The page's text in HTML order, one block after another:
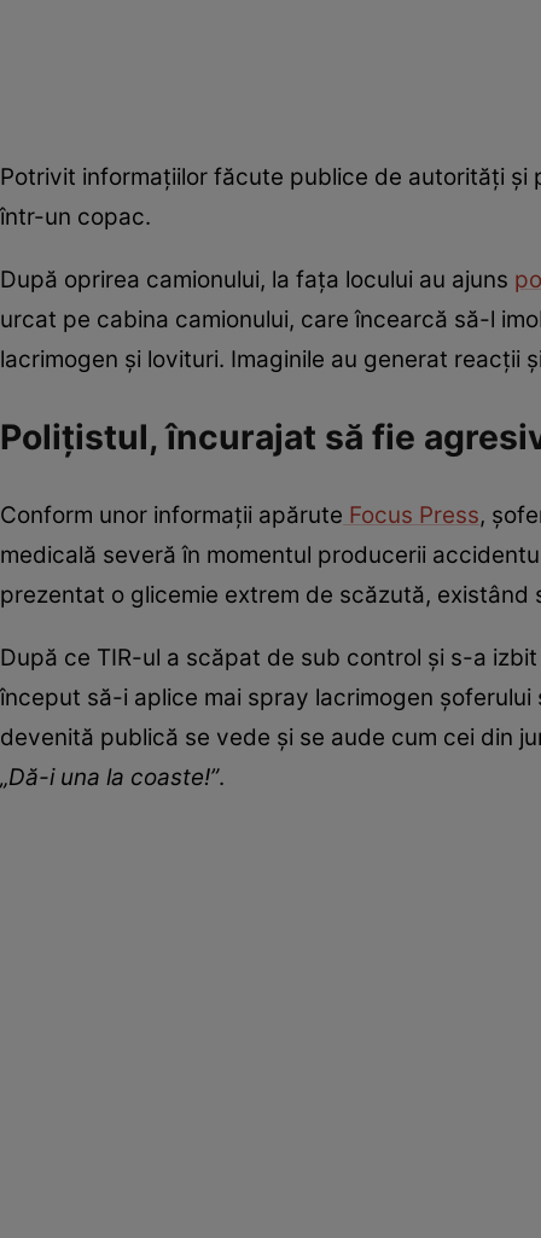
Potrivit informațiilor făcute publice de autorități și
într-un copac.
După oprirea camionului, la fața locului au ajuns
urcat pe cabina camionului, care încearcă să-l
lacrimogen și lovituri. Imaginile au generat
Polițistul, încurajat să fie
Conform unor informații apărute Focus Press,
medicală severă în momentul producerii
prezentat o glicemie extrem de scăzută,
După ce TIR-ul a scăpat de sub control și s-a
început să-i aplice mai spray lacrimogen
devenită publică se vede și se aude cum cei din
„Dă-i una la coaste!”.